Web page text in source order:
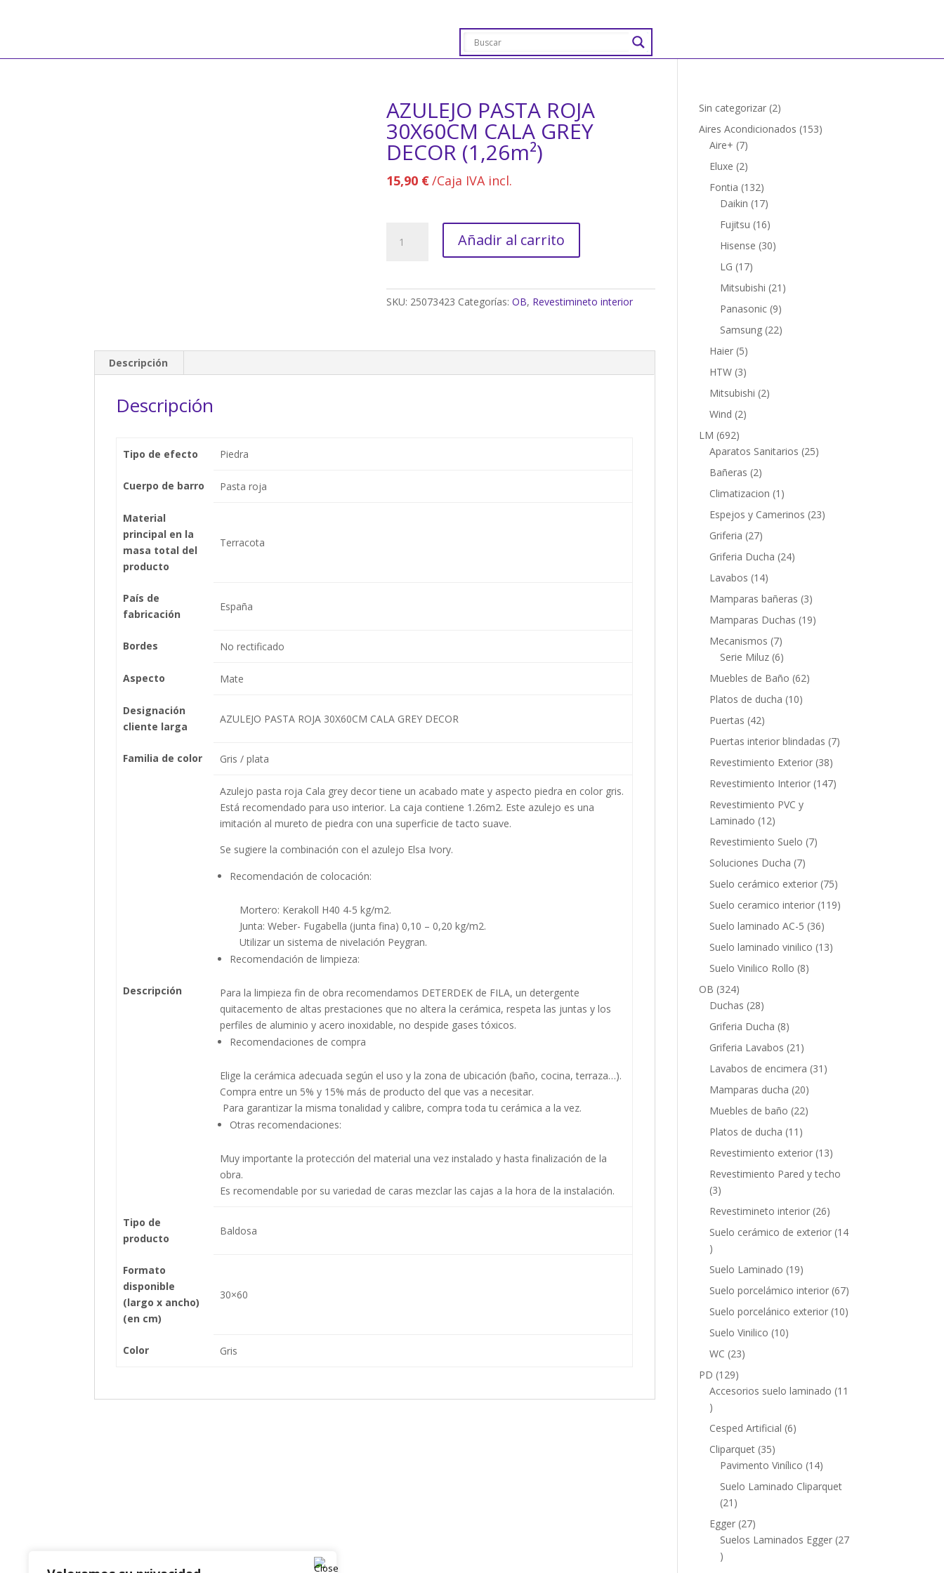
AZULEJO PASTA ROJA
30X60CM CALA GREY
DECOR (1,26m²)
15,90 €/Caja IVA incl.
PASTA
Añadir al carrito
SKU: 25073423 Categorías: OB, Revestimineto interior
Descripción
Descripción
Tipo de efecto Piedra
Cuerpo de barro Pasta roja
Material
principal en la
masa total del
producto
Terracota
País de
fabricación
España
Bordes No rectificado
Aspecto Mate
Designación
cliente larga
AZULEJO PASTA ROJA 30X60CM CALA GREY DECOR
Familia de color Gris / plata
Descripción
Azulejo pasta roja Cala grey decor tiene un acabado mate y aspecto piedra en color gris.
Está recomendado para uso interior. La caja contiene 1.26m2. Este azulejo es una
imitación al mureto de piedra con una superficie de tacto suave.
Se sugiere la combinación con el azulejo Elsa Ivory.
Recomendación de colocación:
Mortero: Kerakoll H40 4-5 kg/m2.
Junta: Weber- Fugabella (junta fina) 0,10 – 0,20 kg/m2.
Utilizar un sistema de nivelación Peygran.
Recomendación de limpieza:
Para la limpieza fin de obra recomendamos DETERDEK de FILA, un detergente
quitacemento de altas prestaciones que no altera la cerámica, respeta las juntas y los
perfiles de aluminio y acero inoxidable, no despide gases tóxicos.
Recomendaciones de compra
Elige la cerámica adecuada según el uso y la zona de ubicación (baño, cocina, terraza…).
Compra entre un 5% y 15% más de producto del que vas a necesitar.
Para garantizar la misma tonalidad y calibre, compra toda tu cerámica a la vez.
Otras recomendaciones:
Muy importante la protección del material una vez instalado y hasta finalización de la
obra.
Es recomendable por su variedad de caras mezclar las cajas a la hora de la instalación.
Tipo de
producto
Baldosa
Formato
disponible
(largo x ancho)
(en cm)
30×60
Color Gris
Sin categorizar 22
productos
Aires Acondicionados 153153
Aire+ 77
productos
Eluxe 22
productos
Fontia 132132
productos
Daikin 1717
productos
Fujitsu 1616
productos
Hisense 3030
LG 1717
productos
Mitsubishi 21 21
Panasonic 99
productos
Samsung 2222
Haier 55
productos
HTW 33
productos
Mitsubishi 22
Wind 22
LM 692692
productos
Aparatos Sanitarios 2525
Bañeras 22
productos
Climatizacion 1 1
producto
Espejos y Camerinos 2323
Griferia 2727
productos
Griferia Ducha 2424
Lavabos 1414
productos
Mamparas bañeras 33
productos
Mamparas Duchas 1919
Mecanismos 77
productos
Serie Miluz 66
productos
Muebles de Baño 6262
Platos de ducha 1010
Puertas 4242
productos
Puertas interior blindadas 77
Revestimiento Exterior 3838
productos
Revestimiento Interior 147147
Revestimiento PVC y
Laminado 1212
productos
Revestimiento Suelo 77
Soluciones Ducha 77
productos
Suelo cerámico exterior 7575
productos
Suelo ceramico interior 119119
Suelo laminado AC-5 3636
productos
Suelo laminado vinilico 1313
Suelo Vinilico Rollo 88
OB 324324
productos
Duchas 2828
productos
Griferia Ducha 88
productos
Griferia Lavabos 21 21
productos
Lavabos de encimera 31 31
Mamparas ducha 2020
productos
Muebles de baño 2222
Platos de ducha 11 11
productos
Revestimiento exterior 1313
productos
Revestimiento Pared y techo
33
productos
Revestimineto interior 2626
productos
Suelo cerámico de exterior 14
14
productos
Suelo Laminado 1919
productos
Suelo porcelámico interior 6767
productos
Suelo porcelánico exterior 1010
Suelo Vinilico 1010
WC 2323
PD 129129
productos
Accesorios suelo laminado 11
11
productos
Cesped Artificial 66
Cliparquet 3535
productos
Pavimento Vinílico 1414
productos
Suelo Laminado Cliparquet
21 21
productos
Egger 2727
productos
Suelos Laminados Egger 27
27